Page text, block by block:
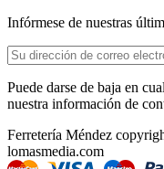
Infórmese de nuestras
Puede darse de baja en
nuestra información de
Ferretería Méndez
lomasmedia.com